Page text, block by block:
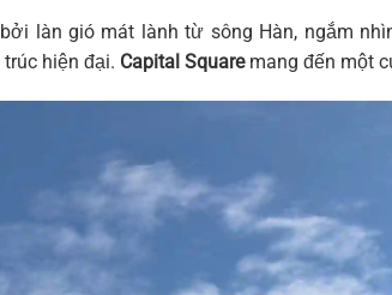
làn gió mát lành từ sông Hàn, ngắm
hiện đại. Capital Squaremang đến một